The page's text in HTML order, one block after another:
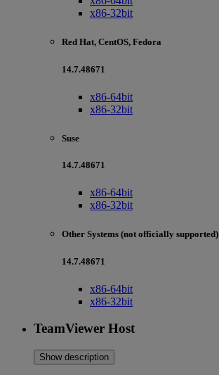
x86-32bit
Red Hat, CentOS, Fedora
14.7.48671
x86-64bit
x86-32bit
Suse
14.7.48671
x86-64bit
x86-32bit
Other Systems (not officially supported)
14.7.48671
x86-64bit
x86-32bit
TeamViewer Host
Show description